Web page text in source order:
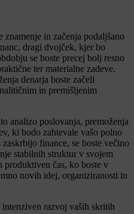
znamenje in začenja podaljšano
dragi dvojček, kjer bo
se boste precej bolj resno
ter materialne zadeve.
denarja boste začeli
in premišljenim
analizo poslovanja, premoženja
ki bodo zahtevale vašo polno
finance, se boste večino
stabilnih struktur v svojem
čas, ko boste v
novih idej, organiziranosti in
razvoj vaših skritih